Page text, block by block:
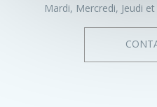
Mardi, Mercredi, Jeudi et